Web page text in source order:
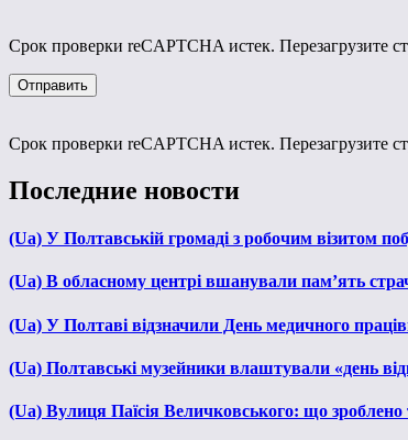
Срок проверки reCAPTCHA истек. Перезагрузите
Срок проверки reCAPTCHA истек. Перезагрузите
Последние новости
(Ua) У Полтавській громаді з робочим візитом
(Ua) В обласному центрі вшанували пам’ять
(Ua) У Полтаві відзначили День медичного
(Ua) Полтавські музейники влаштували «день
(Ua) Вулиця Паїсія Величковського: що зроблено